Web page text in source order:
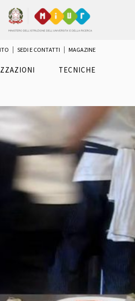
SEDI E CONTATTI MAGAZINE
TECNICHE